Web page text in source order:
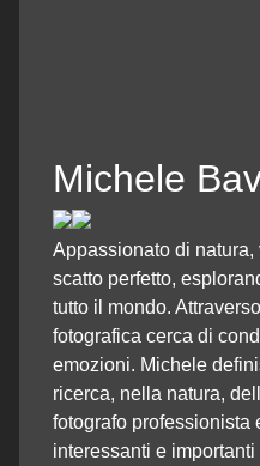
Michele
Appassionato di
scatto perfetto,
tutto il mondo.
fotografica cerca di
emozioni. Michele
ricerca, nella natura,
fotografo professionista
interessanti e importanti